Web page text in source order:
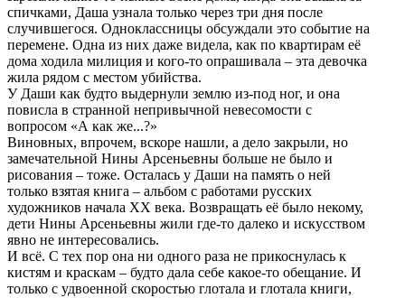
спичками, Даша узнала только через три дня после
случившегося. Одноклассницы обсуждали это событие на
перемене. Одна из них даже видела, как по квартирам её
дома ходила милиция и кого-то опрашивала – эта девочка
жила рядом с местом убийства.
У Даши как будто выдернули землю из-под ног, и она
повисла в странной непривычной невесомости с
вопросом «А как же...?»
Виновных, впрочем, вскоре нашли, а дело закрыли, но
замечательной Нины Арсеньевны больше не было и
рисования – тоже. Осталась у Даши на память о ней
только взятая книга – альбом с работами русских
художников начала ХХ века. Возвращать её было некому,
дети Нины Арсеньевны жили где-то далеко и искусством
явно не интересовались.
И всё. С тех пор она ни одного раза не прикоснулась к
кистям и краскам – будто дала себе какое-то обещание. И
только с удвоенной скоростью глотала и глотала книги,